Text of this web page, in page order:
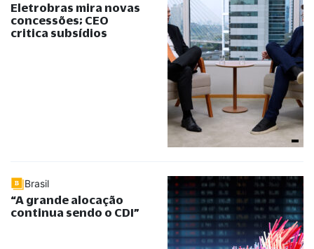
Eletrobras mira novas
concessões; CEO
critica subsídios
Brasil
“A grande alocação
continua sendo o CDI”